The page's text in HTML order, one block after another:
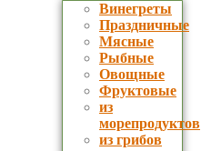
Винегреты
Праздничные
Мясные
Рыбные
Овощные
Фруктовые
из
морепродуктов
из грибов